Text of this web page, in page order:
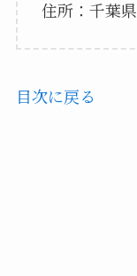
住所：千葉
目次に戻る